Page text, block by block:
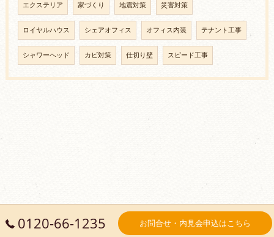
エクステリア 家づくり 地震対策 災害対策
ロイヤルハウス シェアオフィス オフィス内装 テナント工事
シャワーヘッド カビ対策 仕切り壁 スピード工事
0120-66-1235 お問合せ・内見会申込はこちら